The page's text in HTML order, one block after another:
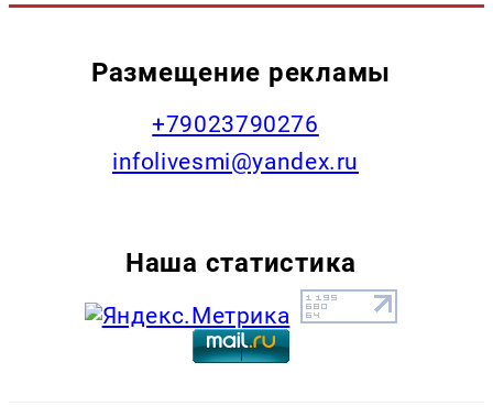
Размещение рекламы
+79023790276
infolivesmi@yandex.ru
Наша статистика